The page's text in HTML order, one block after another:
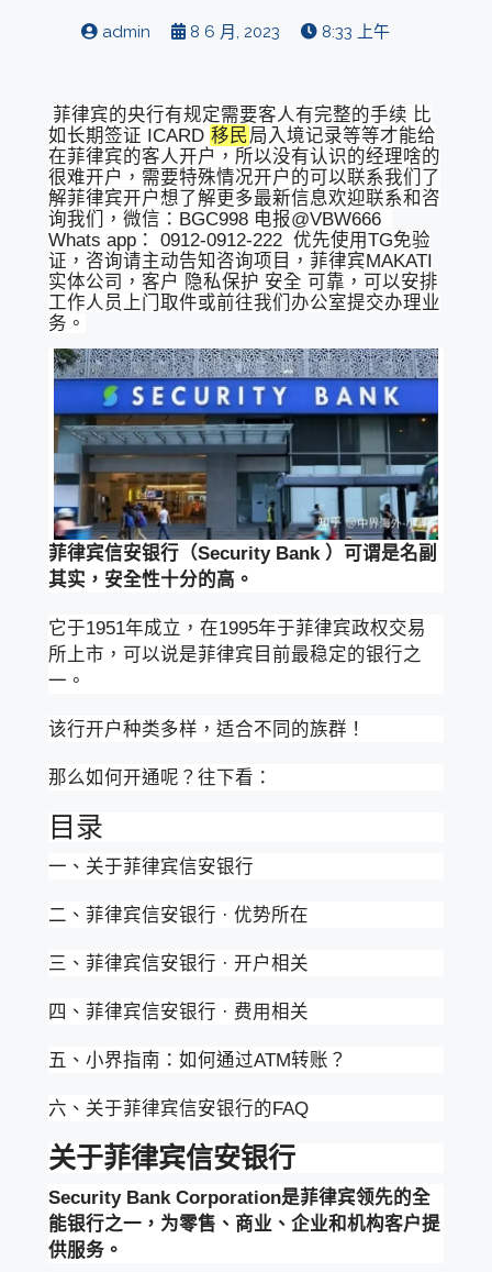
admin 8 6 月, 2023 8:33 上午
菲律宾的央行有规定需要客人有完整的手续 比
如长期签证 ICARD 移民局入境记录等等才能给
在菲律宾的客人开户，所以没有认识的经理啥的
很难开户，需要特殊情况开户的可以联系我们了
解菲律宾开户想了解更多最新信息欢迎联系和咨
询我们，微信：BGC998 电报@VBW666
Whats app： 0912-0912-222 优先使用TG免验
证，咨询请主动告知咨询项目，菲律宾MAKATI
实体公司，客户 隐私保护 安全 可靠，可以安排
工作人员上门取件或前往我们办公室提交办理业
务。
菲律宾信安银行（Security Bank ）可谓是名副
其实，安全性十分的高。
它于1951年成立，在1995年于菲律宾政权交易
所上市，可以说是菲律宾目前最稳定的银行之
一。
该行开户种类多样，适合不同的族群！
那么如何开通呢？往下看：
目录
一、关于菲律宾信安银行
二、菲律宾信安银行 · 优势所在
三、菲律宾信安银行 · 开户相关
四、菲律宾信安银行 · 费用相关
五、小界指南：如何通过ATM转账？
六、关于菲律宾信安银行的FAQ
关于菲律宾信安银行
Security Bank Corporation是菲律宾领先的全
能银行之一，为零售、商业、企业和机构客户提
供服务。